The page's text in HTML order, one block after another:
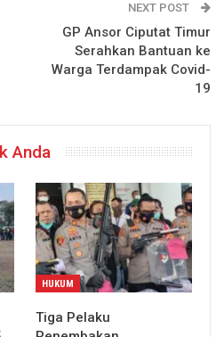
NEXT POST
GP Ansor Ciputat Timur
Serahkan Bantuan ke
Warga Terdampak Covid-
19
Anda
HUKUM
Tiga Pelaku